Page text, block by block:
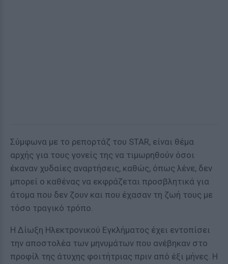
Σύμφωνα με το ρεπορτάζ του STAR, είναι θέμα
αρχής για τους γονείς της να τιμωρηθούν όσοι
έκαναν χυδαίες αναρτήσεις, καθώς, όπως λένε, δεν
μπορεί ο καθένας να εκφράζεται προσβλητικά για
άτομα που δεν ζουν και που έχασαν τη ζωή τους με
τόσο τραγικό τρόπο.
Η Δίωξη Ηλεκτρονικού Εγκλήματος έχει εντοπίσει
την αποστολέα των μηνυμάτων που ανέβηκαν στο
προφίλ της άτυχης φοιτήτριας πριν από έξι μήνες. Η